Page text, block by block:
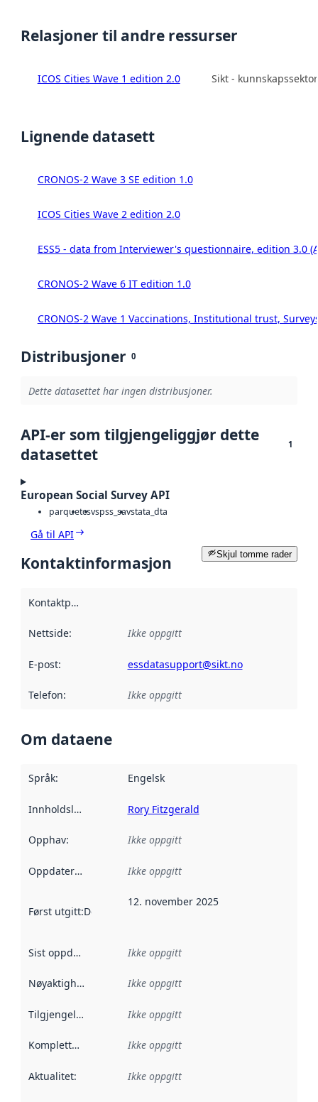
Relasjoner til andre ressurser
ICOS Cities Wave 1 edition 2.0 Sikt -
Lignende datasett
CRONOS-2 Wave 3 SE edition 1.0
ICOS Cities Wave 2 edition 2.0
ESS5 - data from Interviewer's questionnaire, edition 3.0
CRONOS-2 Wave 6 IT edition 1.0
CRONOS-2 Wave 1 Vaccinations, Institutional trust,
Distribusjoner 0
Dette datasettet har ingen distribusjoner.
API-er som tilgjengeliggjør dette
datasettet
1
European Social Survey API
parquetcsvspss_savstata_dta
Gå til API
Skjul tomme rader
Kontaktinformasjon
Kontaktpunkt
Nettside: Ikke oppgitt
E-post: essdatasupport@sikt.no
Telefon: Ikke oppgitt
Om dataene
Språk: Engelsk
Innholdsleverandører :
Rory Fitzgerald
Opphav: Ikke oppgitt
Oppdateringsfrekvens :
Ikke oppgitt
Først utgitt:Denne datoen sier når dataene i dette
12. november 2025
Sist oppdatert Ikke oppgitt
Nøyaktighet Ikke oppgitt
Tilgjengelighet Ikke oppgitt
Kompletthet Ikke oppgitt
Aktualitet: Ikke oppgitt